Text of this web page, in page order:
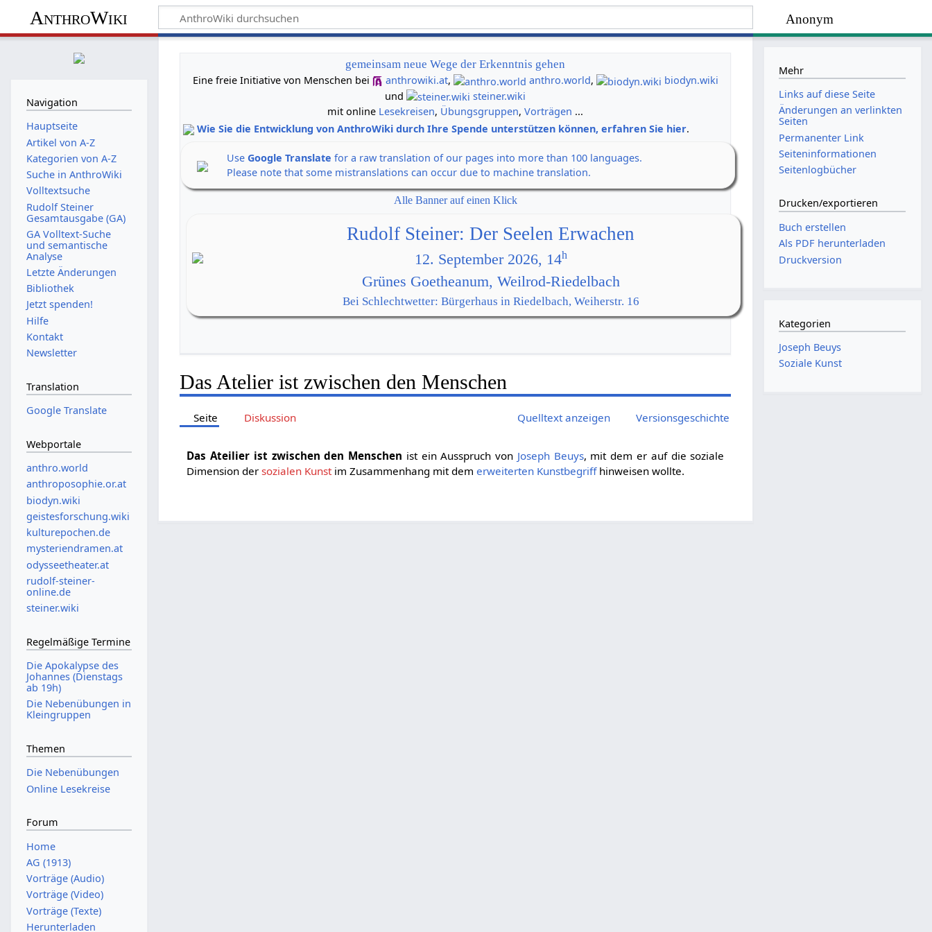
Anonym
AnthroWiki
gemeinsam neue Wege der Erkenntnis gehen
Eine freie Initiative von Menschen bei
anthrowiki.at, anthro.world,
biodyn.wiki
und
steiner.wiki
mit online Lesekreisen, Übungsgruppen,Vorträgen ...
Wie Sie die Entwicklung von AnthroWiki durch Ihre Spende unterstützen können, erfahren Sie hier.
UseGoogle Translate for a raw translation of our pages into more than 100 languages.
Please note that some mistranslations can occur due to machine translation.
Alle Banner auf einen Klick
Rudolf Steiner: Der Seelen Erwachen
12. September 2026, 14h
Grünes Goetheanum, Weilrod-Riedelbach
Bei Schlechtwetter: Bürgerhaus in Riedelbach, Weiherstr. 16
Das Atelier ist zwischen den Menschen
Seite Diskussion Quelltext anzeigen Versionsgeschichte
Das Ateilier ist zwischen den Menschen ist ein Ausspruch von Joseph Beuys, mit dem er auf die soziale
Dimension dersozialen Kunstim Zusammenhang mit demerweiterten Kunstbegriffhinweisen wollte.
Navigation
Hauptseite
Artikel von A-Z
Kategorien von A-Z
Suche in AnthroWiki
Volltextsuche
Rudolf Steiner
Gesamtausgabe (GA)
GA Volltext-Suche
und semantische
Analyse
Letzte Änderungen
Bibliothek
Jetzt spenden!
Hilfe
Kontakt
Newsletter
Translation
Google Translate
Webportale
anthro.world
anthroposophie.or.at
biodyn.wiki
geistesforschung.wiki
kulturepochen.de
mysteriendramen.at
odysseetheater.at
rudolf-steiner-
online.de
steiner.wiki
Regelmäßige Termine
Die Apokalypse des
Johannes (Dienstags
ab 19h)
Die Nebenübungen in
Kleingruppen
Themen
Die Nebenübungen
Online Lesekreise
Forum
Home
AG (1913)
Vorträge (Audio)
Vorträge (Video)
Vorträge (Texte)
Herunterladen
Mehr
Links auf diese Seite
Änderungen an verlinkten
Seiten
Permanenter Link
Seiten­­informationen
Seitenlogbücher
Drucken/­exportieren
Buch erstellen
Als PDF herunterladen
Druckversion
Kategorien
Joseph Beuys
Soziale Kunst